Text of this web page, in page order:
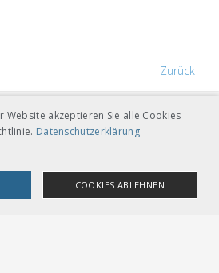
Zurück
Website akzeptieren Sie alle Cookies
Datenschutzerklärung
COOKIES ABLEHNEN